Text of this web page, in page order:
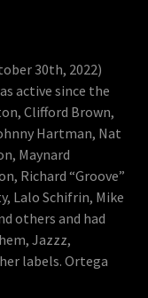
30th, 2022)
active since the
Clifford Brown,
Hartman, Nat
Maynard
Richard “Groove”
Lalo Schifrin, Mike
others and had
Jazzz,
labels. Ortega